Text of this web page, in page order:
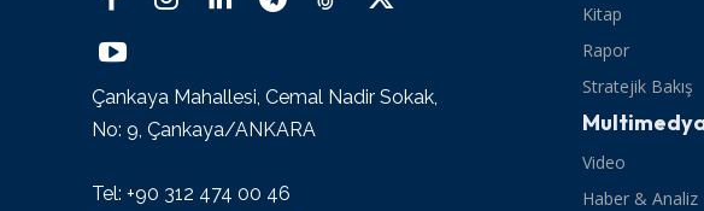
Çankaya Mahallesi, Cemal Nadir Sokak,
No: 9, Çankaya/ANKARA
Tel: +90 312 474 00 46
Kitap
Rapor
Stratejik Bakış
Video
Haber & Analiz